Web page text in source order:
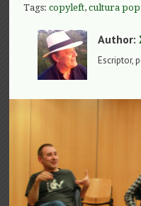
Tags:copyleft,cultura
Author:
Escriptor,